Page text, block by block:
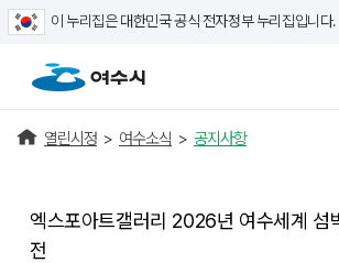
이 누리집은 대한민국 공식 전자정부 누리집입니다.
열린시정 > 여수소식 > 공지사항
엑스포아트갤러리 2026년 여수세계 섬
전